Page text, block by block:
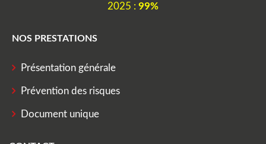
2025 : 99%
NOS PRESTATIONS
Présentation générale
Prévention des risques
Document unique